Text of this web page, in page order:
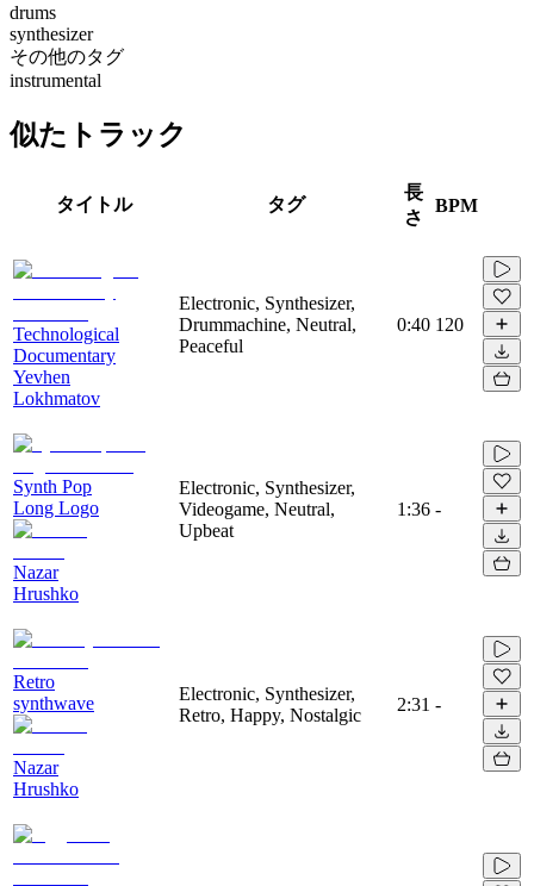
drums
synthesizer
その他のタグ
instrumental
似たトラック
タイトル タグ
長
さ
BPM
Technological
Documentary
Yevhen
Lokhmatov
Electronic, Synthesizer,
Drummachine, Neutral,
Peaceful
0:40 120
Synth Pop
Long Logo
Nazar
Hrushko
Electronic, Synthesizer,
Videogame, Neutral,
Upbeat
1:36 -
Retro
synthwave
Nazar
Hrushko
Electronic, Synthesizer,
Retro, Happy, Nostalgic
2:31 -